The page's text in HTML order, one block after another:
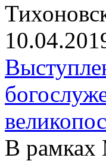
В рамках